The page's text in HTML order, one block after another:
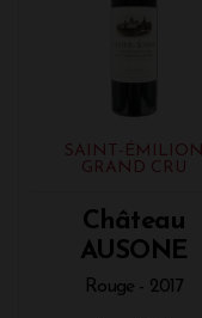
SAINT-ÉMILION
GRAND CRU
Château
AUSONE
Rouge - 2017